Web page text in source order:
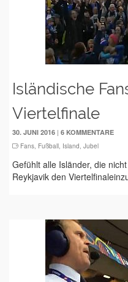
Isländische
Viertelfinale
30. JUNI 2016 | 6 KOMMENTARE
Fans, Fußball, Island, Jubel
Gefühlt alle Isländer, die
Reykjavik den